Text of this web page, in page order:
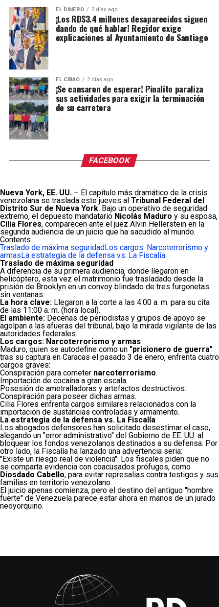
EL DINERO 2 días ago
¡Los RD$3.4 millones desaparecidos siguen
dando de qué hablar! Regidor exige
explicaciones al Ayuntamiento de Santiago
EL CIBAO 2 días ago
¡Se cansaron de esperar! Pinalito paraliza
sus actividades para exigir la terminación
de su carretera
FACEBOOK
Nueva York, EE. UU. – El capítulo más dramático de la crisis
venezolana se traslada este jueves al Tribunal Federal del
Distrito Sur de Nueva York. Bajo un operativo de seguridad
extremo, el depuesto mandatario Nicolás Maduro y su esposa,
Cilia Flores, comparecen ante el juez Alvin Hellerstein en la
segunda audiencia de un juicio que ha sacudido al mundo.
Contents
Traslado de máxima seguridadLos cargos: Narcoterrorismo y
armasLa estrategia de la defensa vs. La Fiscalía
Traslado de máxima seguridad
A diferencia de su primera audiencia, donde llegaron en
helicóptero, esta vez el matrimonio fue trasladado desde la
prisión de Brooklyn en un convoy blindado de tres furgonetas
sin ventanas.
La hora clave: Llegaron a la corte a las 4:00 a. m. para su cita
de las 11:00 a. m. (hora local).
El ambiente: Decenas de periodistas y grupos de apoyo se
agolpan a las afueras del tribunal, bajo la mirada vigilante de las
autoridades federales.
Los cargos: Narcoterrorismo y armas
Maduro, quien se autodefine como un "prisionero de guerra"
tras su captura en Caracas el pasado 3 de enero, enfrenta cuatro
cargos graves:
Conspiración para cometer narcoterrorismo.
Importación de cocaína a gran escala.
Posesión de ametralladoras y artefactos destructivos.
Conspiración para poseer dichas armas.
Cilia Flores enfrenta cargos similares relacionados con la
importación de sustancias controladas y armamento.
La estrategia de la defensa vs. La Fiscalía
Los abogados defensores han solicitado desestimar el caso,
alegando un "error administrativo" del Gobierno de EE. UU. al
bloquear los fondos venezolanos destinados a su defensa. Por
otro lado, la Fiscalía ha lanzado una advertencia seria:
"Existe un riesgo real de violencia". Los fiscales piden que no
se comparta evidencia con coacusados prófugos, como
Diosdado Cabello, para evitar represalias contra testigos y sus
familias en territorio venezolano.
El juicio apenas comienza, pero el destino del antiguo "hombre
fuerte" de Venezuela parece estar ahora en manos de un jurado
neoyorquino.